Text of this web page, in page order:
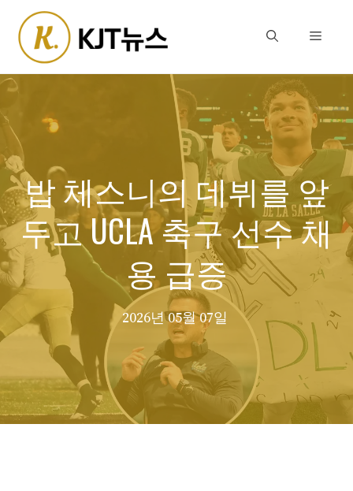
content
Menu
밥 체스니의 데뷔를 앞
두고 UCLA 축구 선수 채
용 급증
2026년 05월 07일